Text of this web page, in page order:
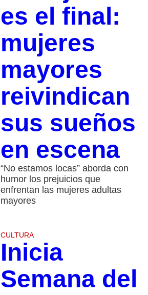
es el final:
mujeres
mayores
reivindican
sus sueños
en escena
“No estamos locas” aborda con
humor los prejuicios que
enfrentan las mujeres adultas
mayores
CULTURA
Inicia
Semana del